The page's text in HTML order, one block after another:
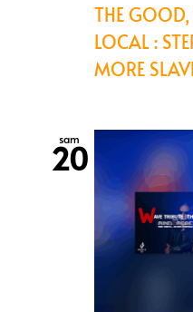
THE
LOCAL :
MORE
sam
20